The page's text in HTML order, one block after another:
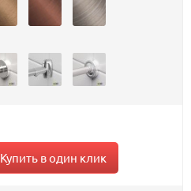
Купить в один клик